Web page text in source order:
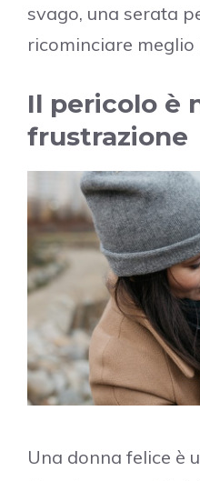
svago, una serata
ricominciare meglio
Il pericolo è
frustrazione
Una donna felice è